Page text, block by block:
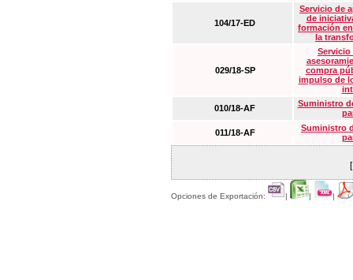
104/17-ED
Servicio de
de
formación
la
029/18-SP
Servicio
compra
impulso de
010/18-AF
Suministro
011/18-AF
Suministro
Opciones de Exportación: | | |